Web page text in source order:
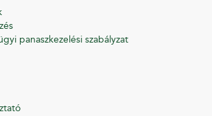
panaszkezelési szabályzat